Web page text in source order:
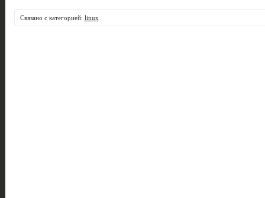
Связано с категорией: linux